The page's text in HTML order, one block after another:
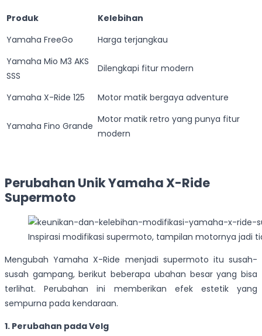
Produk
Kelebihan
Yamaha FreeGo
Harga terjangkau
Yamaha Mio M3 AKS
SSS
Dilengkapi fitur modern
Yamaha X-Ride 125 Motor matik bergaya adventure
Yamaha Fino Grande
Motor matik retro yang punya fitur
modern
Perubahan Unik Yamaha X-Ride
Supermoto
Inspirasi modifikasi supermoto, tampilan motornya jadi
Mengubah Yamaha X-Ride menjadi supermoto itu susah-
susah gampang, berikut beberapa ubahan besar yang bisa
terlihat. Perubahan ini memberikan efek estetik yang
sempurna pada kendaraan.
1. Perubahan pada Velg